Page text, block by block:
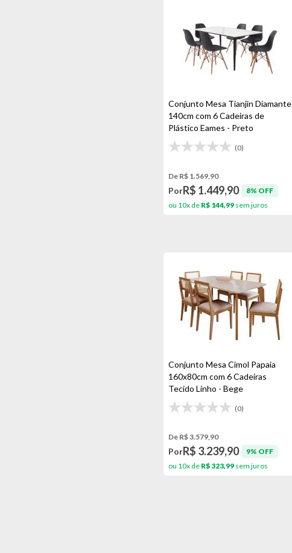
Conjunto Mesa Tianjin Diamante
140cm com 6 Cadeiras de
Plástico Eames - Preto
(0)
De R$ 1.569,90
PorR$ 1.449,90
8% OFF
ou 10x de R$ 144,99 sem juros
Conjunto Mesa Cimol Papaia
160x80cm com 6 Cadeiras
Tecido Linho - Bege
(0)
De R$ 3.579,90
PorR$ 3.239,90
9% OFF
ou 10x de R$ 323,99 sem juros